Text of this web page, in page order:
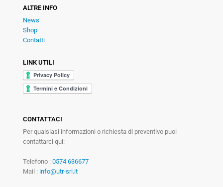
ALTRE INFO
News
Shop
Contatti
LINK UTILI
CONTATTACI
Per qualsiasi informazioni o richiesta di preventivo puoi
contattarci qui:
Telefono : 0574 636677
Mail : info@utr-srl.it